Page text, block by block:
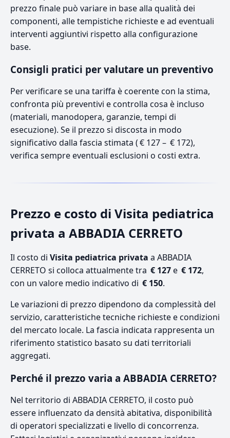
prezzo finale può variare in base alla qualità dei
componenti, alle tempistiche richieste e ad eventuali
interventi aggiuntivi rispetto alla configurazione
base.
Consigli pratici per valutare un preventivo
Per verificare se una tariffa è coerente con la stima,
confronta più preventivi e controlla cosa è incluso
(materiali, manodopera, garanzie, tempi di
esecuzione). Se il prezzo si discosta in modo
significativo dalla fascia stimata ( € 127 – € 172),
verifica sempre eventuali esclusioni o costi extra.
Prezzo e costo di Visita pediatrica
privata a ABBADIA CERRETO
Il costo di Visita pediatrica privata a ABBADIA
CERRETO si colloca attualmente tra € 127e € 172,
con un valore medio indicativo di € 150.
Le variazioni di prezzo dipendono da complessità del
servizio, caratteristiche tecniche richieste e condizioni
del mercato locale. La fascia indicata rappresenta un
riferimento statistico basato su dati territoriali
aggregati.
Perché il prezzo varia a ABBADIA CERRETO?
Nel territorio di ABBADIA CERRETO, il costo può
essere influenzato da densità abitativa, disponibilità
di operatori specializzati e livello di concorrenza.